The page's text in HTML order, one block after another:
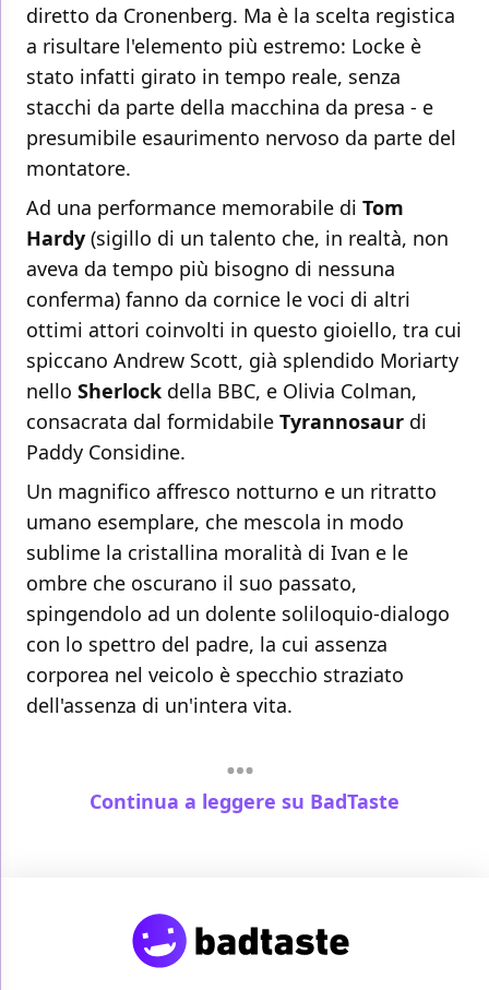
diretto da Cronenberg. Ma è la scelta registica
a risultare l'elemento più estremo: Locke è
stato infatti girato in tempo reale, senza
stacchi da parte della macchina da presa - e
presumibile esaurimento nervoso da parte del
montatore.
Ad una performance memorabile di Tom
Hardy (sigillo di un talento che, in realtà, non
aveva da tempo più bisogno di nessuna
conferma) fanno da cornice le voci di altri
ottimi attori coinvolti in questo gioiello, tra cui
spiccano Andrew Scott, già splendido Moriarty
nello Sherlock della BBC, e Olivia Colman,
consacrata dal formidabile Tyrannosaur di
Paddy Considine.
Un magnifico affresco notturno e un ritratto
umano esemplare, che mescola in modo
sublime la cristallina moralità di Ivan e le
ombre che oscurano il suo passato,
spingendolo ad un dolente soliloquio-dialogo
con lo spettro del padre, la cui assenza
corporea nel veicolo è specchio straziato
dell'assenza di un'intera vita.
Continua a leggere su BadTaste